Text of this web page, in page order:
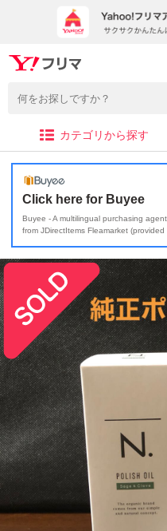
カテゴリから探す
Click here for Buyee
Buyee - A multilingual purchasing
from JDirectItems Fleamarket